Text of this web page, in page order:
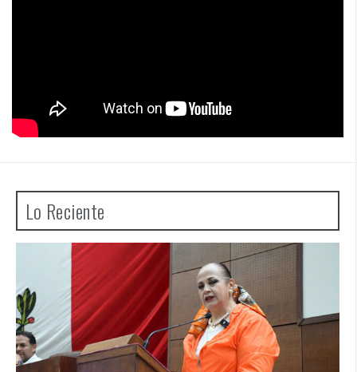
Lo Reciente